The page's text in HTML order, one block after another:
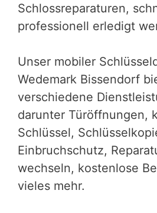
Schlossreparaturen,
professionell erledigt
Unser mobiler
Wedemark Bissendorf
verschiedene
darunter Türöffnungen,
Schlüssel,
Einbruchschutz,
wechseln, kostenlose
vieles mehr.